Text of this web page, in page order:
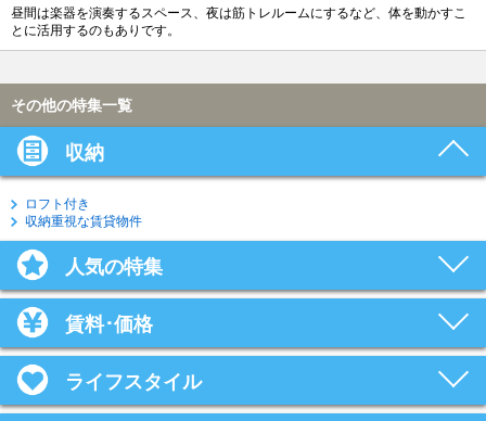
昼間は楽器を演奏するスペース、夜は筋トレルームにするなど、体を動かすこ
とに活用するのもありです。
その他の特集一覧
収納
ロフト付き
収納重視な賃貸物件
人気の特集
賃料･価格
ライフスタイル